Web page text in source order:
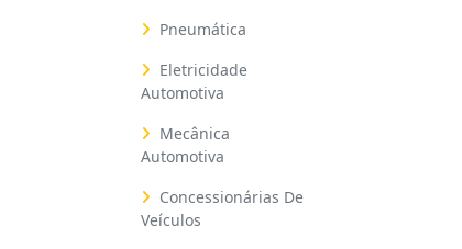
Pneumática
Eletricidade
Automotiva
Mecânica
Automotiva
Concessionárias De
Veículos